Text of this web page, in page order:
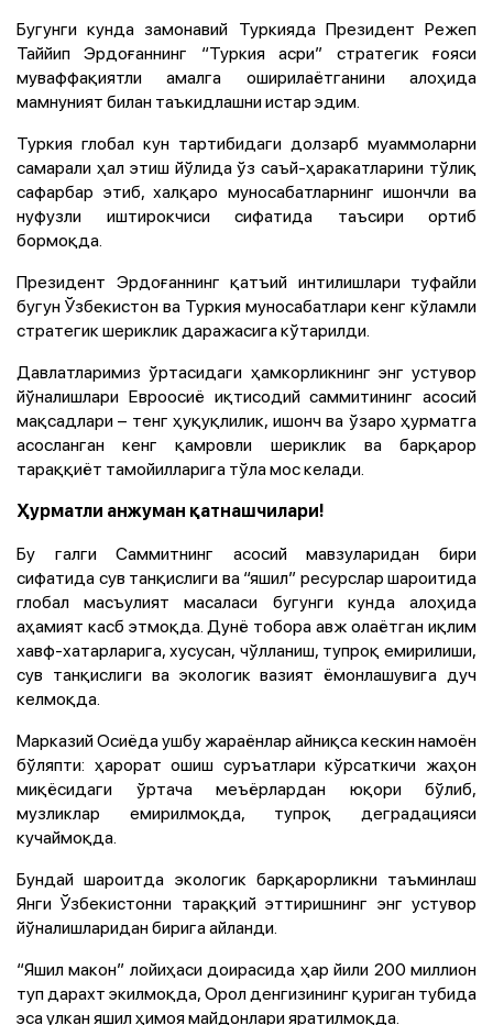
Бугунги кунда замонавий Туркияда Президент Режеп
Таййип Эрдоғаннинг “Туркия асри” стратегик ғояси
муваффақиятли амалга оширилаётганини алоҳида
мамнуният билан таъкидлашни истар эдим.
Туркия глобал кун тартибидаги долзарб муаммоларни
самарали ҳал этиш йўлида ўз саъй-ҳаракатларини тўлиқ
сафарбар этиб, халқаро муносабатларнинг ишончли ва
нуфузли иштирокчиси сифатида таъсири ортиб
бормоқда.
Президент Эрдоғаннинг қатъий интилишлари туфайли
бугун Ўзбекистон ва Туркия муносабатлари кенг кўламли
стратегик шериклик даражасига кўтарилди.
Давлатларимиз ўртасидаги ҳамкорликнинг энг устувор
йўналишлари Евроосиё иқтисодий саммитининг асосий
мақсадлари – тенг ҳуқуқлилик, ишонч ва ўзаро ҳурматга
асосланган кенг қамровли шериклик ва барқарор
тараққиёт тамойилларига тўла мос келади.
Ҳурматли анжуман қатнашчилари!
Бу галги Саммитнинг асосий мавзуларидан бири
сифатида сув танқислиги ва “яшил” ресурслар шароитида
глобал масъулият масаласи бугунги кунда алоҳида
аҳамият касб этмоқда. Дунё тобора авж олаётган иқлим
хавф-хатарларига, хусусан, чўлланиш, тупроқ емирилиши,
сув танқислиги ва экологик вазият ёмонлашувига дуч
келмоқда.
Марказий Осиёда ушбу жараёнлар айниқса кескин намоён
бўляпти: ҳарорат ошиш суръатлари кўрсаткичи жаҳон
миқёсидаги ўртача меъёрлардан юқори бўлиб,
музликлар емирилмоқда, тупроқ деградацияси
кучаймоқда.
Бундай шароитда экологик барқарорликни таъминлаш
Янги Ўзбекистонни тараққий эттиришнинг энг устувор
йўналишларидан бирига айланди.
“Яшил макон” лойиҳаси доирасида ҳар йили 200 миллион
туп дарахт экилмоқда, Орол денгизининг қуриган тубида
эса улкан яшил ҳимоя майдонлари яратилмоқда.